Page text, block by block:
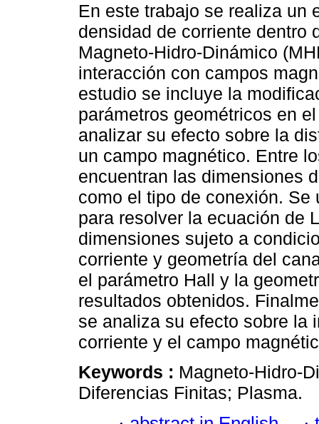
En este trabajo se realiza un
densidad de corriente dentro
Magneto-Hidro-Dinámico
interacción con campos
estudio se incluye la
parámetros geométricos en
analizar su efecto sobre la
un campo magnético. Entre
encuentran las dimensiones
como el tipo de conexión.
para resolver la ecuación de
dimensiones sujeto a
corriente y geometría del
el parámetro Hall y la
resultados obtenidos.
se analiza su efecto sobre la
corriente y el campo
Keywords : Magneto-Hidro-
Diferencias Finitas; Plasma.